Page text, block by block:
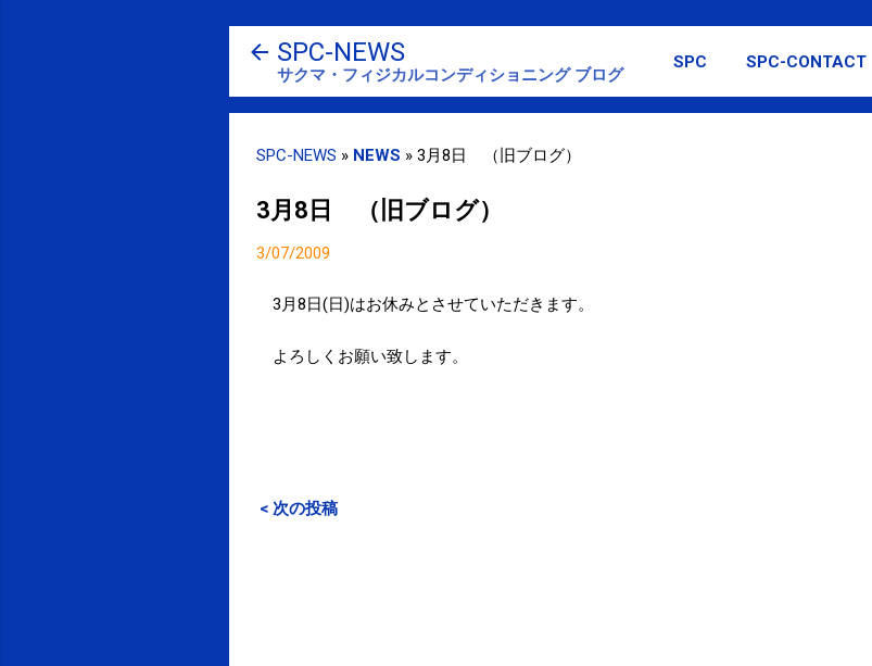
スキップしてメイン コンテンツに移動
SPC-NEWS
サクマ・フィジカルコンディショニング ブログ
SPC SPC-CONTACT
SPC-NEWS » NEWS » 3月8日 （旧ブログ）
3月8日 （旧ブログ）
3/07/2009
3月8日(日)はお休みとさせていただきます。
よろしくお願い致します。
< 次の投稿